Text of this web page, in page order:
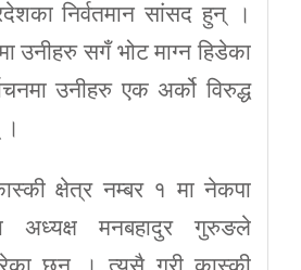
निर्वतमान सांसद हुन् ।
उनीहरु सगँ भोट माग्न हिडेका
उनीहरु एक अर्को विरुद्ध
क्षेत्र नम्बर १ मा नेकपा
अध्यक्ष मनबहादुर गुरुङले